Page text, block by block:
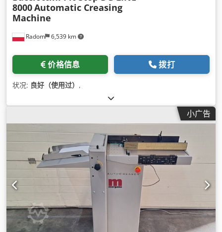
Radom 6,539 km
8000Automatic Creasing
Machine
价格信息 拨打
状况: 良好（使用过） ,
小广告